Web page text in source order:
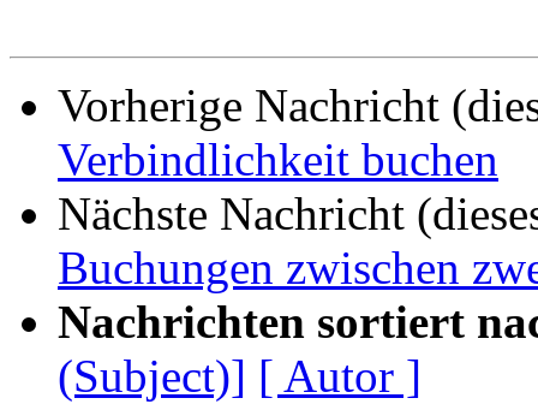
Vorherige Nachricht
Verbindlichkeit buchen
Nächste Nachricht
Buchungen zwischen
Nachrichten sortiert
(Subject)] [ Autor ]